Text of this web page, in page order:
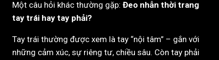
Một câu hỏi khác thường gặp: Đeo nhẫn thời trang
tay trái hay tay phải?
Tay trái thường được xem là tay “nội tâm” – gắn với
những cảm xúc, sự riêng tư, chiều sâu. Còn tay phải